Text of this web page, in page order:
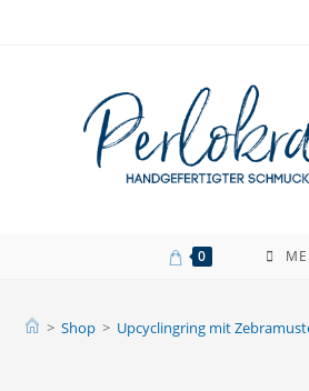
0
> Shop > Upcyclingring mit